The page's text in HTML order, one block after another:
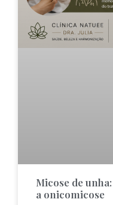
Micose de
a onicomicose